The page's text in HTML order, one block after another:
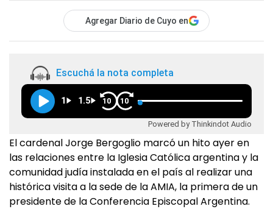
Agregar Diario de Cuyo en
Escuchá la nota completa
1 1.5 10 10
Powered by Thinkindot Audio
El cardenal Jorge Bergoglio marcó un hito ayer en
las relaciones entre la Iglesia Católica argentina y la
comunidad judía instalada en el país al realizar una
histórica visita a la sede de la AMIA, la primera de un
presidente de la Conferencia Episcopal Argentina.